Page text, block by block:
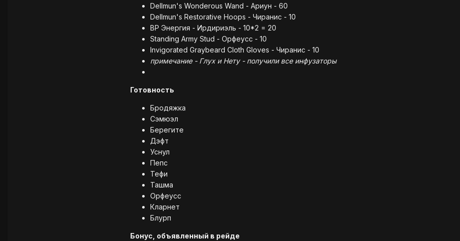
Dellmun's Wonderous Wand - Ариун - 60
Dellmun's Restorative Hoops - Чиранис - 10
ВР Энергия - Ирдириэль - 10*2 = 20
Standing Army Stud - Орфеусс - 10
Invigorated Graybeard Cloth Gloves - Чиранис - 10
примечание - Глух и Нету - получили все инфузаторы
Готовность
Бродяжка
Сэмюэл
Берегите
Дэфт
Уснул
Пепс
Тефи
Ташма
Орфеусс
Кларнет
Блурп
Бонус, объявленный в рейде